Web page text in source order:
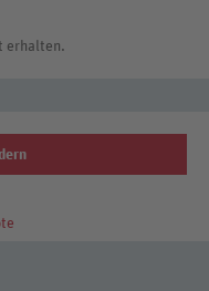
erhalten.